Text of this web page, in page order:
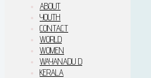
ABOUT
YOUTH
CONTACT
WORLD
WOMEN
WAYANADU D
KERALA